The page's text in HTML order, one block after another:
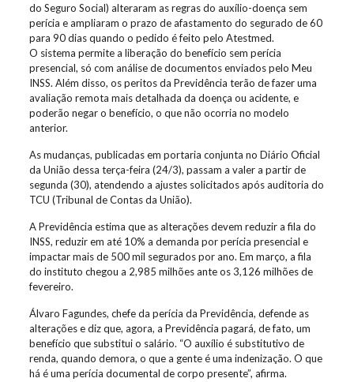
do Seguro Social) alteraram as regras do auxílio-doença sem
perícia e ampliaram o prazo de afastamento do segurado de 60
para 90 dias quando o pedido é feito pelo Atestmed.
O sistema permite a liberação do benefício sem perícia
presencial, só com análise de documentos enviados pelo Meu
INSS. Além disso, os peritos da Previdência terão de fazer uma
avaliação remota mais detalhada da doença ou acidente, e
poderão negar o benefício, o que não ocorria no modelo
anterior.
As mudanças, publicadas em portaria conjunta no Diário Oficial
da União dessa terça-feira (24/3), passam a valer a partir de
segunda (30), atendendo a ajustes solicitados após auditoria do
TCU (Tribunal de Contas da União).
A Previdência estima que as alterações devem reduzir a fila do
INSS, reduzir em até 10% a demanda por perícia presencial e
impactar mais de 500 mil segurados por ano. Em março, a fila
do instituto chegou a 2,985 milhões ante os 3,126 milhões de
fevereiro.
Álvaro Fagundes, chefe da perícia da Previdência, defende as
alterações e diz que, agora, a Previdência pagará, de fato, um
benefício que substitui o salário. “O auxílio é substitutivo de
renda, quando demora, o que a gente é uma indenização. O que
há é uma perícia documental de corpo presente”, afirma.